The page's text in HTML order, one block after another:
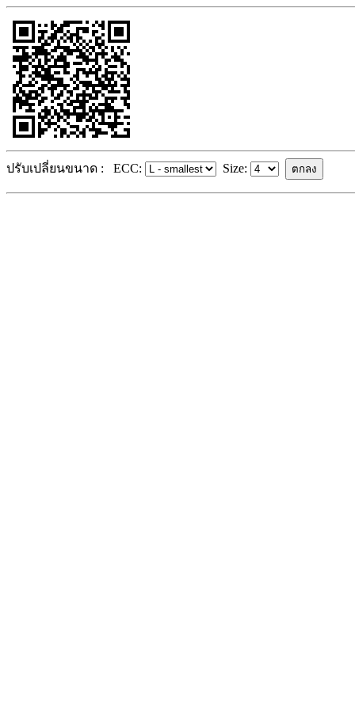
ปรับเปลี่ยนขนาด : ECC: Size: